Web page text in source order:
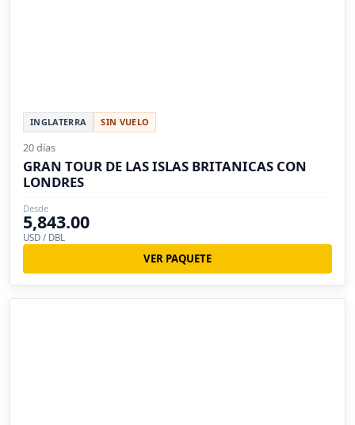
INGLATERRA SIN VUELO
20 días
GRAN TOUR DE LAS ISLAS BRITANICAS CON
LONDRES
Desde
5,843.00
USD / DBL
VER PAQUETE